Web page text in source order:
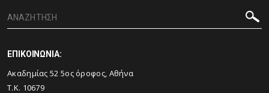
ΕΠΙΚΟΙΝΩΝΙΑ:
Ακαδημίας 52 5ος όροφος, Αθήνα
Τ.Κ. 10679